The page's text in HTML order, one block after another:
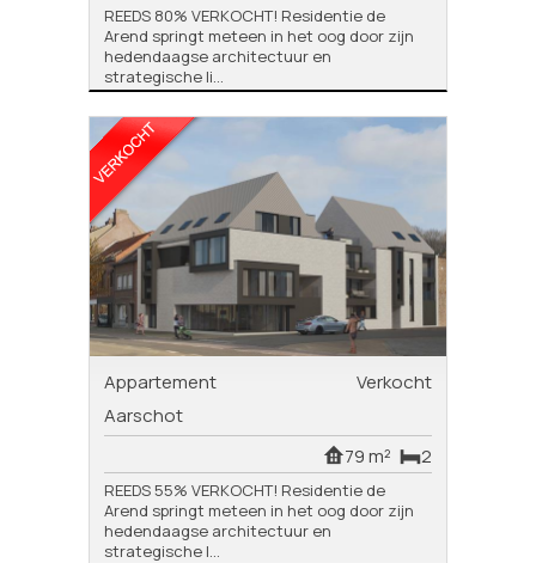
REEDS 80% VERKOCHT! Residentie de
Arend springt meteen in het oog door zijn
hedendaagse architectuur en
strategische li...
Appartement
Verkocht
Aarschot
2
79 m²
REEDS 55% VERKOCHT! Residentie de
Arend springt meteen in het oog door zijn
hedendaagse architectuur en
strategische l...